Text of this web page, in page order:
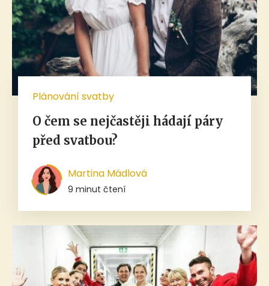
Plánování svatby
O čem se nejčastěji hádají páry
před svatbou?
Martina Mádlová
9 minut čtení